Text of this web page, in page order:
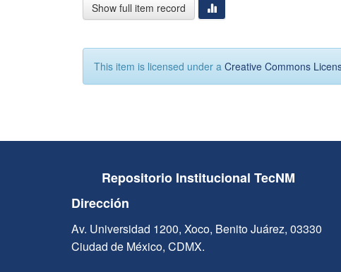
Show full item record
This item is licensed under a Creative Commons
Repositorio Institucional TecNM
Dirección
Av. Universidad 1200, Xoco, Benito Juárez, 03330
Ciudad de México, CDMX.